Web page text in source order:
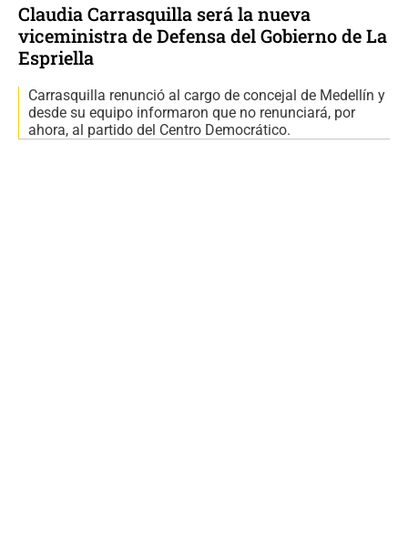
Claudia Carrasquilla será la nueva
viceministra de Defensa del Gobierno de La
Espriella
Carrasquilla renunció al cargo de concejal de Medellín y
desde su equipo informaron que no renunciará, por
ahora, al partido del Centro Democrático.